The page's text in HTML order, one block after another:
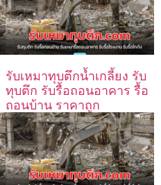
รับเหมาทุบตึกน้ำเกลี้ยง รับ
ทุบตึก รับรื้อถอนอาคาร รื้อ
ถอนบ้าน ราคาถูก